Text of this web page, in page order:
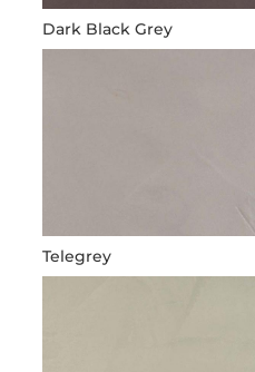
Dark Black Grey
Telegrey